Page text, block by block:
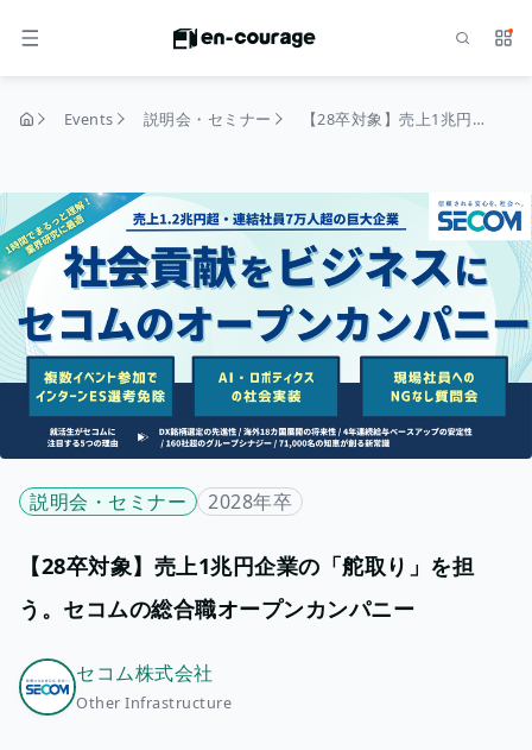
MENU Search
home Events 説明会・セミナー 【28卒対象】売上1兆円企業の「舵取り」を担う。セコムの総合職オープンカンパニー
説明会・セミナー 2028年卒
【28卒対象】売上1兆円企業の「舵取り」を担
う。セコムの総合職オープンカンパニー
セコム株式会社
Other Infrastructure